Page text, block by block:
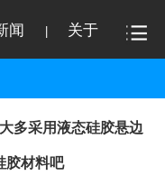
闻 关于
多采用液态硅胶悬边
胶材料吧